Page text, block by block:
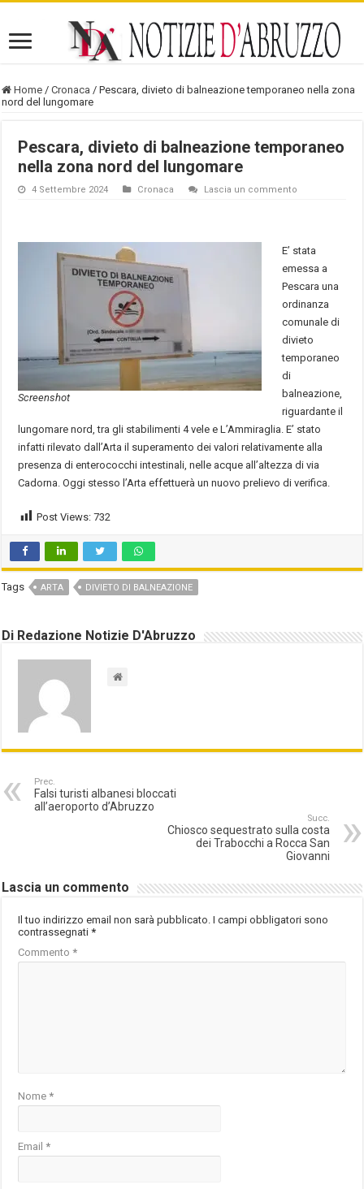
Home / Cronaca / Pescara, divieto di balneazione temporaneo nella zona
nord del lungomare
Pescara, divieto di balneazione temporaneo
nella zona nord del lungomare
4 Settembre 2024 Cronaca Lascia un commento
Screenshot
E’ stata
emessa a
Pescara una
ordinanza
comunale di
divieto
temporaneo
di
balneazione,
riguardante il
lungomare nord, tra gli stabilimenti 4 vele e L’Ammiraglia. E’ stato
infatti rilevato dall’Arta il superamento dei valori relativamente alla
presenza di enterococchi intestinali, nelle acque all’altezza di via
Cadorna. Oggi stesso l’Arta effettuerà un nuovo prelievo di verifica.
Post Views: 732
Tags ARTA DIVIETO DI BALNEAZIONE
Di Redazione Notizie D'Abruzzo
Prec.
Falsi turisti albanesi bloccati
all’aeroporto d’Abruzzo
Succ.
Chiosco sequestrato sulla costa
dei Trabocchi a Rocca San
Giovanni
Lascia un commento
Il tuo indirizzo email non sarà pubblicato. I campi obbligatori sono
contrassegnati*
Commento*
Nome*
Email*